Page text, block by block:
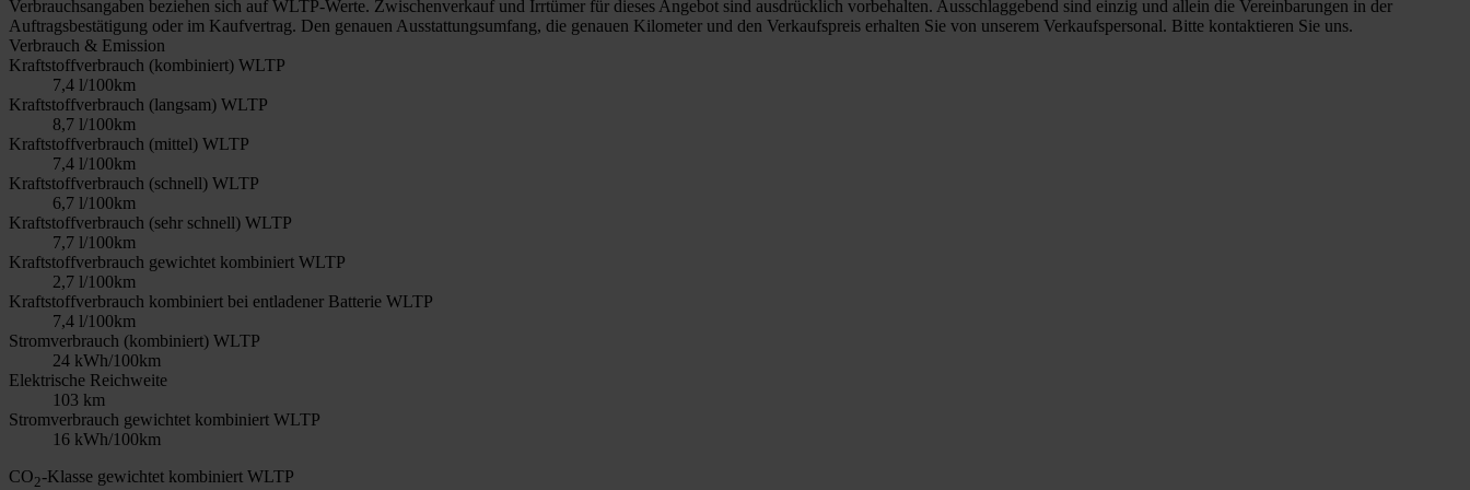
Verbrauchsangaben beziehen sich auf WLTP-Werte. Zwischenverkauf und Irrtümer für dieses Angebot sind ausdrücklich vorbehalten. Ausschlaggebend sind einzig und allein die Vereinbarungen in der
Auftragsbestätigung oder im Kaufvertrag. Den genauen Ausstattungsumfang, die genauen Kilometer und den Verkaufspreis erhalten Sie von unserem Verkaufspersonal. Bitte kontaktieren Sie uns.
Verbrauch & Emission
Kraftstoffverbrauch (kombiniert) WLTP
7,4 l/100km
Kraftstoffverbrauch (langsam) WLTP
8,7 l/100km
Kraftstoffverbrauch (mittel) WLTP
7,4 l/100km
Kraftstoffverbrauch (schnell) WLTP
6,7 l/100km
Kraftstoffverbrauch (sehr schnell) WLTP
7,7 l/100km
Kraftstoffverbrauch gewichtet kombiniert WLTP
2,7 l/100km
Kraftstoffverbrauch kombiniert bei entladener Batterie WLTP
7,4 l/100km
Stromverbrauch (kombiniert) WLTP
24 kWh/100km
Elektrische Reichweite
103 km
Stromverbrauch gewichtet kombiniert WLTP
16 kWh/100km
CO2-Klasse gewichtet kombiniert WLTP